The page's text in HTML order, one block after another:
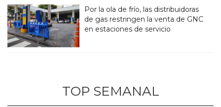
Por la ola de frío, las distribuidoras
de gas restringen la venta de GNC
en estaciones de servicio
TOP SEMANAL